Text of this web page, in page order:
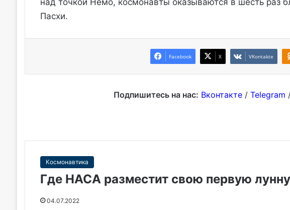
над точкой Немо, космонавты оказываются в шесть раз
Пасхи.
Facebook X VKontakte
Подпишитесь на нас: Вконтакте/ Telegram